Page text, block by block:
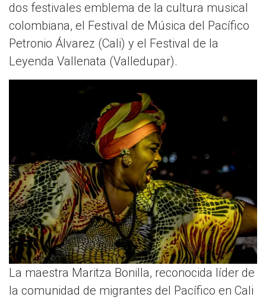
dos festivales emblema de la cultura musical
colombiana, el Festival de Música del Pacífico
Petronio Álvarez (Cali) y el Festival de la
Leyenda Vallenata (Valledupar).
La maestra Maritza Bonilla, reconocida líder de
la comunidad de migrantes del Pacífico en Cali